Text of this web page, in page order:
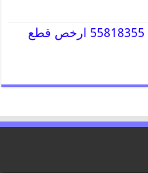
قطع غيار دودج 55818355 ارخص قطع